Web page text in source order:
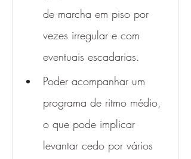
de marcha em piso por
vezes irregular e com
eventuais escadarias.
Poder acompanhar um
programa de ritmo médio,
o que pode implicar
levantar cedo por vários